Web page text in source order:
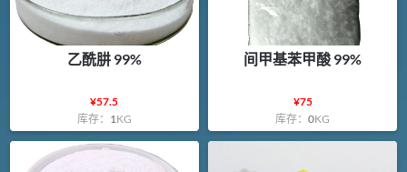
乙酰肼 99%
¥57.5
库存： 1KG
间甲基苯甲酸 99%
¥75
库存：0KG